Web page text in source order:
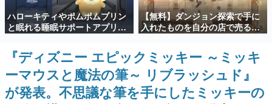
新世代に訊く
これからのデジタルゲーム市場を担う若きクリエイター達
の姿を追い、彼らのルーツと情熱を探っていきます。
ゲーム世代の作家たち
ゲームに多大な影響を受けた作家さんに取材し、ゲームが
日本のコンテンツ産業やカルチャーに与えた影響を探る企
画です。
ハローキティやポムポムプリン
と眠れる睡眠サポートアプリ
『ゆめたび』が配信中。キャラ
ごとのASMRや目覚ましアラー
ムも搭載
【無料】ダンジョン探索で手に
入れたものを自分の店で売るゲ
ーム『Moonlighter』がSteam
『Moonlighter 2』の9月2日正
式リリースを記念したキャンペ
ーン
『ディズニー エピックミッキー ～ミッキ
ーマウスと魔法の筆～ リブラッシュド』
が発表。不思議な筆を手にしたミッキーの